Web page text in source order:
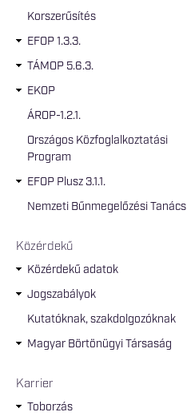
Korszerűsítés
EFOP 1.3.3.
TÁMOP 5.6.3.
EKOP
ÁROP-1.2.1.
Országos Közfoglalkoztatási
Program
EFOP Plusz 3.1.1.
Nemzeti Bűnmegelőzési Tanács
Közérdekű
Közérdekű adatok
Jogszabályok
Kutatóknak, szakdolgozóknak
Magyar Börtönügyi Társaság
Karrier
Toborzás